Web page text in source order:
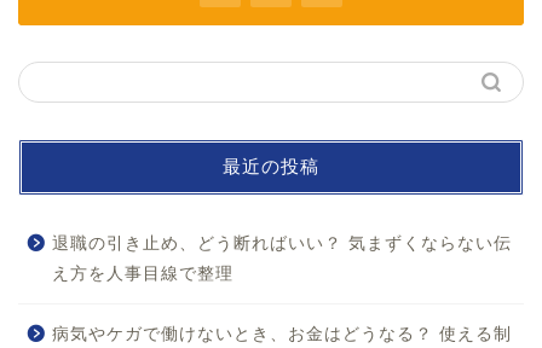
最近の投稿
退職の引き止め、どう断ればいい？ 気まずくならない伝
え方を人事目線で整理
病気やケガで働けないとき、お金はどうなる？ 使える制